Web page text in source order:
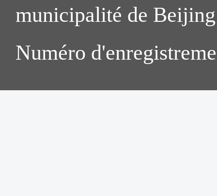
municipalité de
Numéro